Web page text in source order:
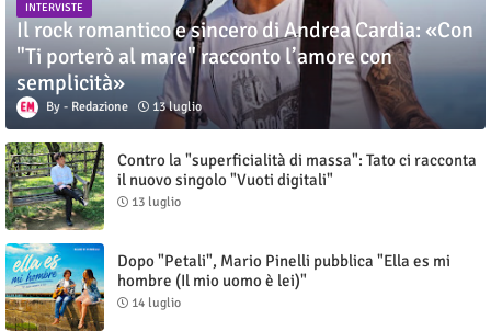
INTERVISTE
Il rock romantico e sincero di Andrea Cardia: «Con
"Ti porterò al mare" racconto l’amore con
semplicità»
Redazione 13 luglio
Contro la "superficialità di massa": Tato ci racconta
il nuovo singolo "Vuoti digitali"
13 luglio
Dopo "Petali", Mario Pinelli pubblica "Ella es mi
hombre (Il mio uomo è lei)"
14 luglio